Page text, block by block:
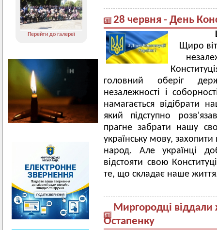
Перейти до галереї
28 червня - День
Щиро
головний оберіг
незалежності і
намагається відібрати
який підступно
прагне забрати нашу
українську мову,
народ. Але українці
відстояти свою
те, що складає наше
Миргородці віддали
Остапенку